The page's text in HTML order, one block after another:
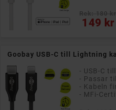
149 kr
Pris
Goobay USB-C till Lightning
- USB-C
- Passar
- Kabeln
- MFi-